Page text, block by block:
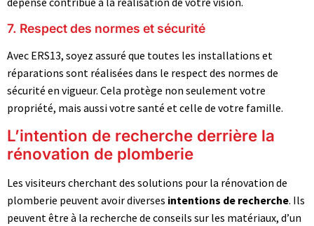
7. Respect des normes et sécurité
Avec ERS13, soyez assuré que toutes les installations et
réparations sont réalisées dans le respect des normes de
sécurité en vigueur. Cela protège non seulement votre
propriété, mais aussi votre santé et celle de votre famille.
L’intention de recherche derrière la
rénovation de plomberie
Les visiteurs cherchant des solutions pour la rénovation de
plomberie peuvent avoir diverses intentions de recherche. Ils
peuvent être à la recherche de conseils sur les matériaux, d’un